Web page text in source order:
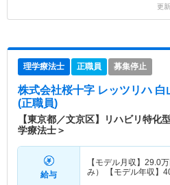
更
理学療法士 正職員 募集停止
株式会社桜十字 レッツリハ 白
(正職員)
【東京都／文京区】リハビリ特化
学療法士＞
給与
【モデル月収】 29.0
み） 【モデル年収】